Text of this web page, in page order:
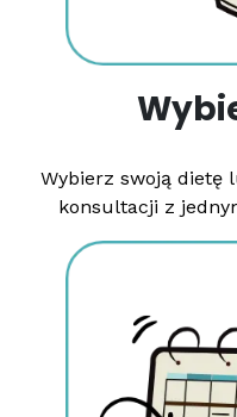
Wybierz swoją dietę
konsultacji z